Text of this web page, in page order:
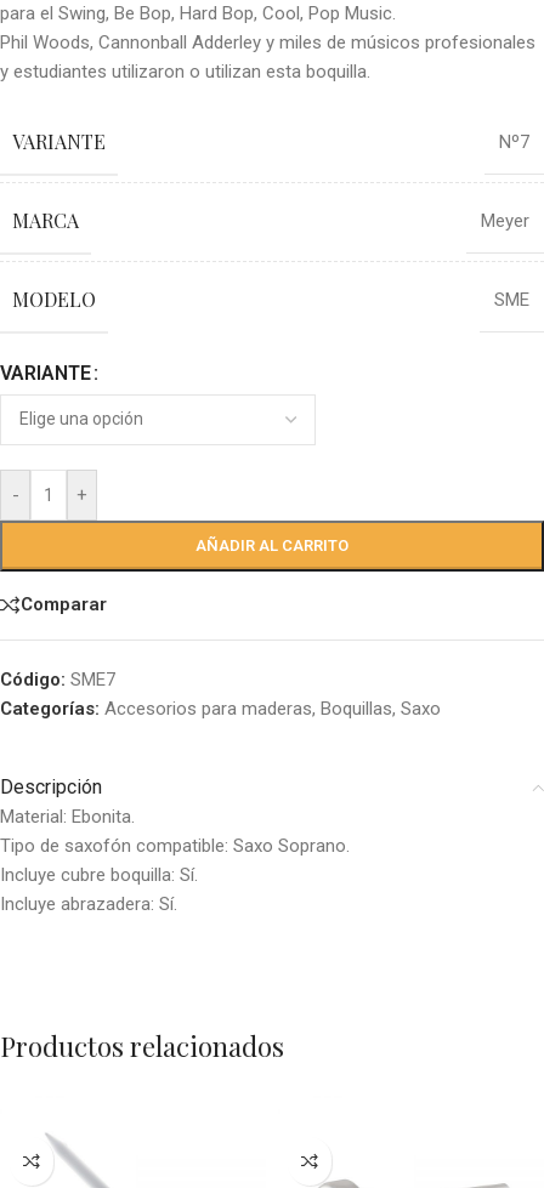
para el Swing, Be Bop, Hard Bop, Cool, Pop Music.
Phil Woods, Cannonball Adderley y miles de músicos profesionales
y estudiantes utilizaron o utilizan esta boquilla.
VARIANTE Nº7
MARCA Meyer
MODELO SME
VARIANTE
- +
AÑADIR AL CARRITO
Comparar
Código: SME7
Categorías: Accesorios para maderas, Boquillas, Saxo
Descripción
Material: Ebonita.
Tipo de saxofón compatible: Saxo Soprano.
Incluye cubre boquilla: Sí.
Incluye abrazadera: Sí.
Productos relacionados